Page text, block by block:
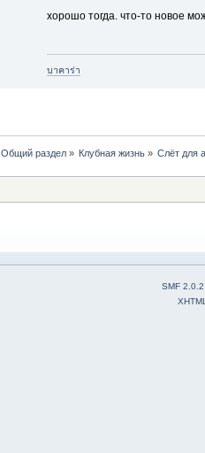
хорошо тогда. что-то новое
บาคาร่า
Общий раздел» Клубная жизнь» Слёт для
SMF 2.0.2